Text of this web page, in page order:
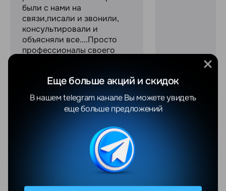
были с нами на
связи,писали и звонили,
консультировали и
объясняли все....Просто
профессионалы своего
Еще больше акций и скидок
В нашем telegram канале Вы можете увидеть
еще больше предложений